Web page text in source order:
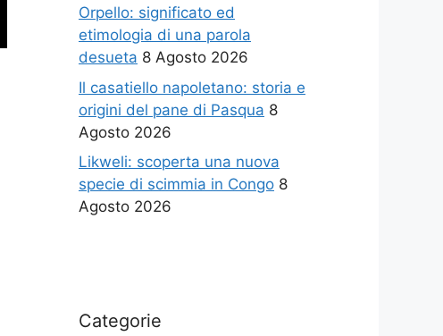
Orpello: significato ed
etimologia di una parola
desueta 8 Agosto 2026
Il casatiello napoletano: storia e
origini del pane di Pasqua 8
Agosto 2026
Likweli: scoperta una nuova
specie di scimmia in Congo 8
Agosto 2026
Categorie